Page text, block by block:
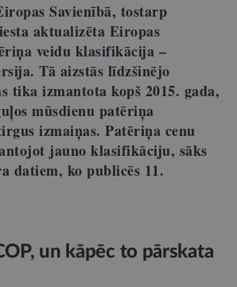
Savienībā, tostarp
aktualizēta Eiropas
veidu klasifikācija –
Tā aizstās līdzšinējo
tika izmantota kopš 2015. gada,
mūsdienu patēriņa
izmaiņas. Patēriņa cenu
jauno klasifikāciju, sāks
datiem, ko publicēs 11.
un kāpēc to pārskata